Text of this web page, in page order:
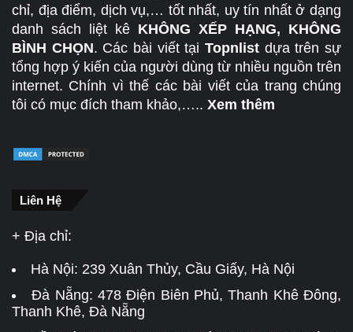
chỉ, địa điểm, dịch vụ,… tốt nhất, uy tín nhất ở dạng
danh sách liệt kê KHÔNG XẾP HẠNG, KHÔNG
BÌNH CHỌN. Các bài viết tạiTopnlist dựa trên sự
tổng hợp ý kiến của người dùng từ nhiều nguồn trên
internet. Chính vì thế các bài viết của trang chúng
tôi có mục đích tham khảo,….. Xem thêm
Liên Hệ
+ Địa chỉ:
Hà Nội: 239 Xuân Thủy, Cầu Giấy, Hà Nội
Đà Nẵng:478 Điện Biên Phủ, Thanh Khê Đông,
Thanh Khê, Đà Nẵng